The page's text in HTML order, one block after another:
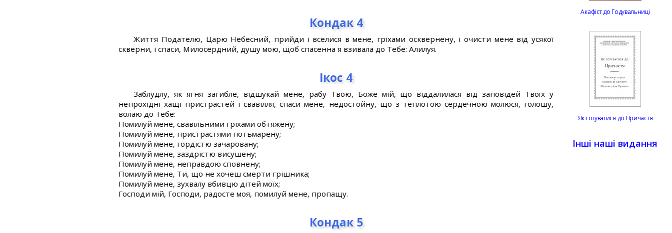
Кондак 4
Життя Подателю, Царю Небесний, прийди і вселися в мене, гріхами осквернену, і очисти мене від усякої
скверни, і спаси, Милосердний, душу мою, щоб спасенна я взивала до Тебе: Алилуя.
Ікос 4
Заблудлу, як ягня загибле, відшукай мене, рабу Твою, Боже мій, що віддалилася від заповідей Твоїх у
непрохідні хащі пристрастей і свавілля, спаси мене, недостойну, що з теплотою сердечною молюся, голошу,
волаю до Тебе:
Помилуй мене, свавільними гріхами обтяжену;
Помилуй мене, пристрастями потьмарену;
Помилуй мене, гордістю зачаровану;
Помилуй мене, заздрістю висушену;
Помилуй мене, неправдою сповнену;
Помилуй мене, Ти, що не хочеш смерти грішника;
Помилуй мене, зухвалу вбивцю дітей моїх;
Господи мій, Господи, радосте моя, помилуй мене, пропащу.
Кондак 5
Акафіст до Годувальниці
Як готуватися до Причастя
Інші наші видання